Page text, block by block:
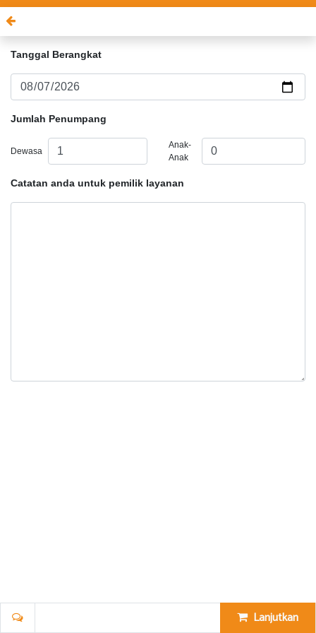
Tanggal Berangkat
Jumlah Penumpang
Dewasa
Anak-
Anak
Catatan anda untuk pemilik layanan
Lanjutkan